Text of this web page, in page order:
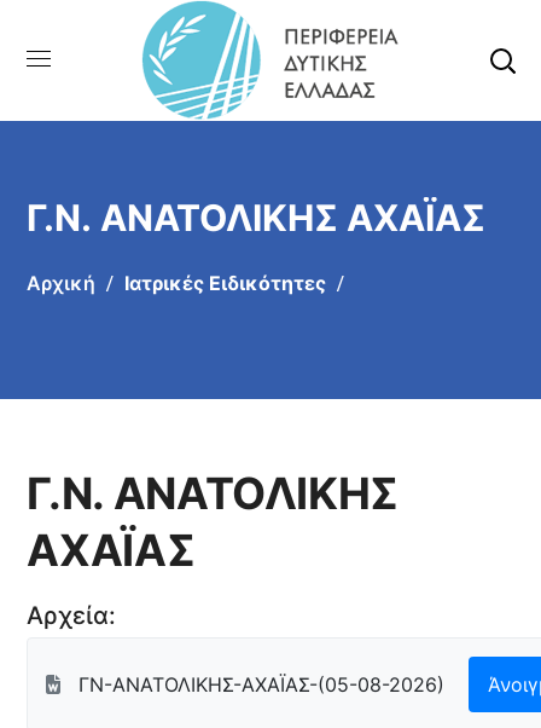
Γ.Ν. ΑΝΑΤΟΛΙΚΗΣ ΑΧΑΪΑΣ
Αρχική Ιατρικές Ειδικότητες
Γ.Ν. ΑΝΑΤΟΛΙΚΗΣ
ΑΧΑΪΑΣ
Αρχεία:
ΓΝ-ΑΝΑΤΟΛΙΚΗΣ-ΑΧΑΪΑΣ-(05-08-2026)